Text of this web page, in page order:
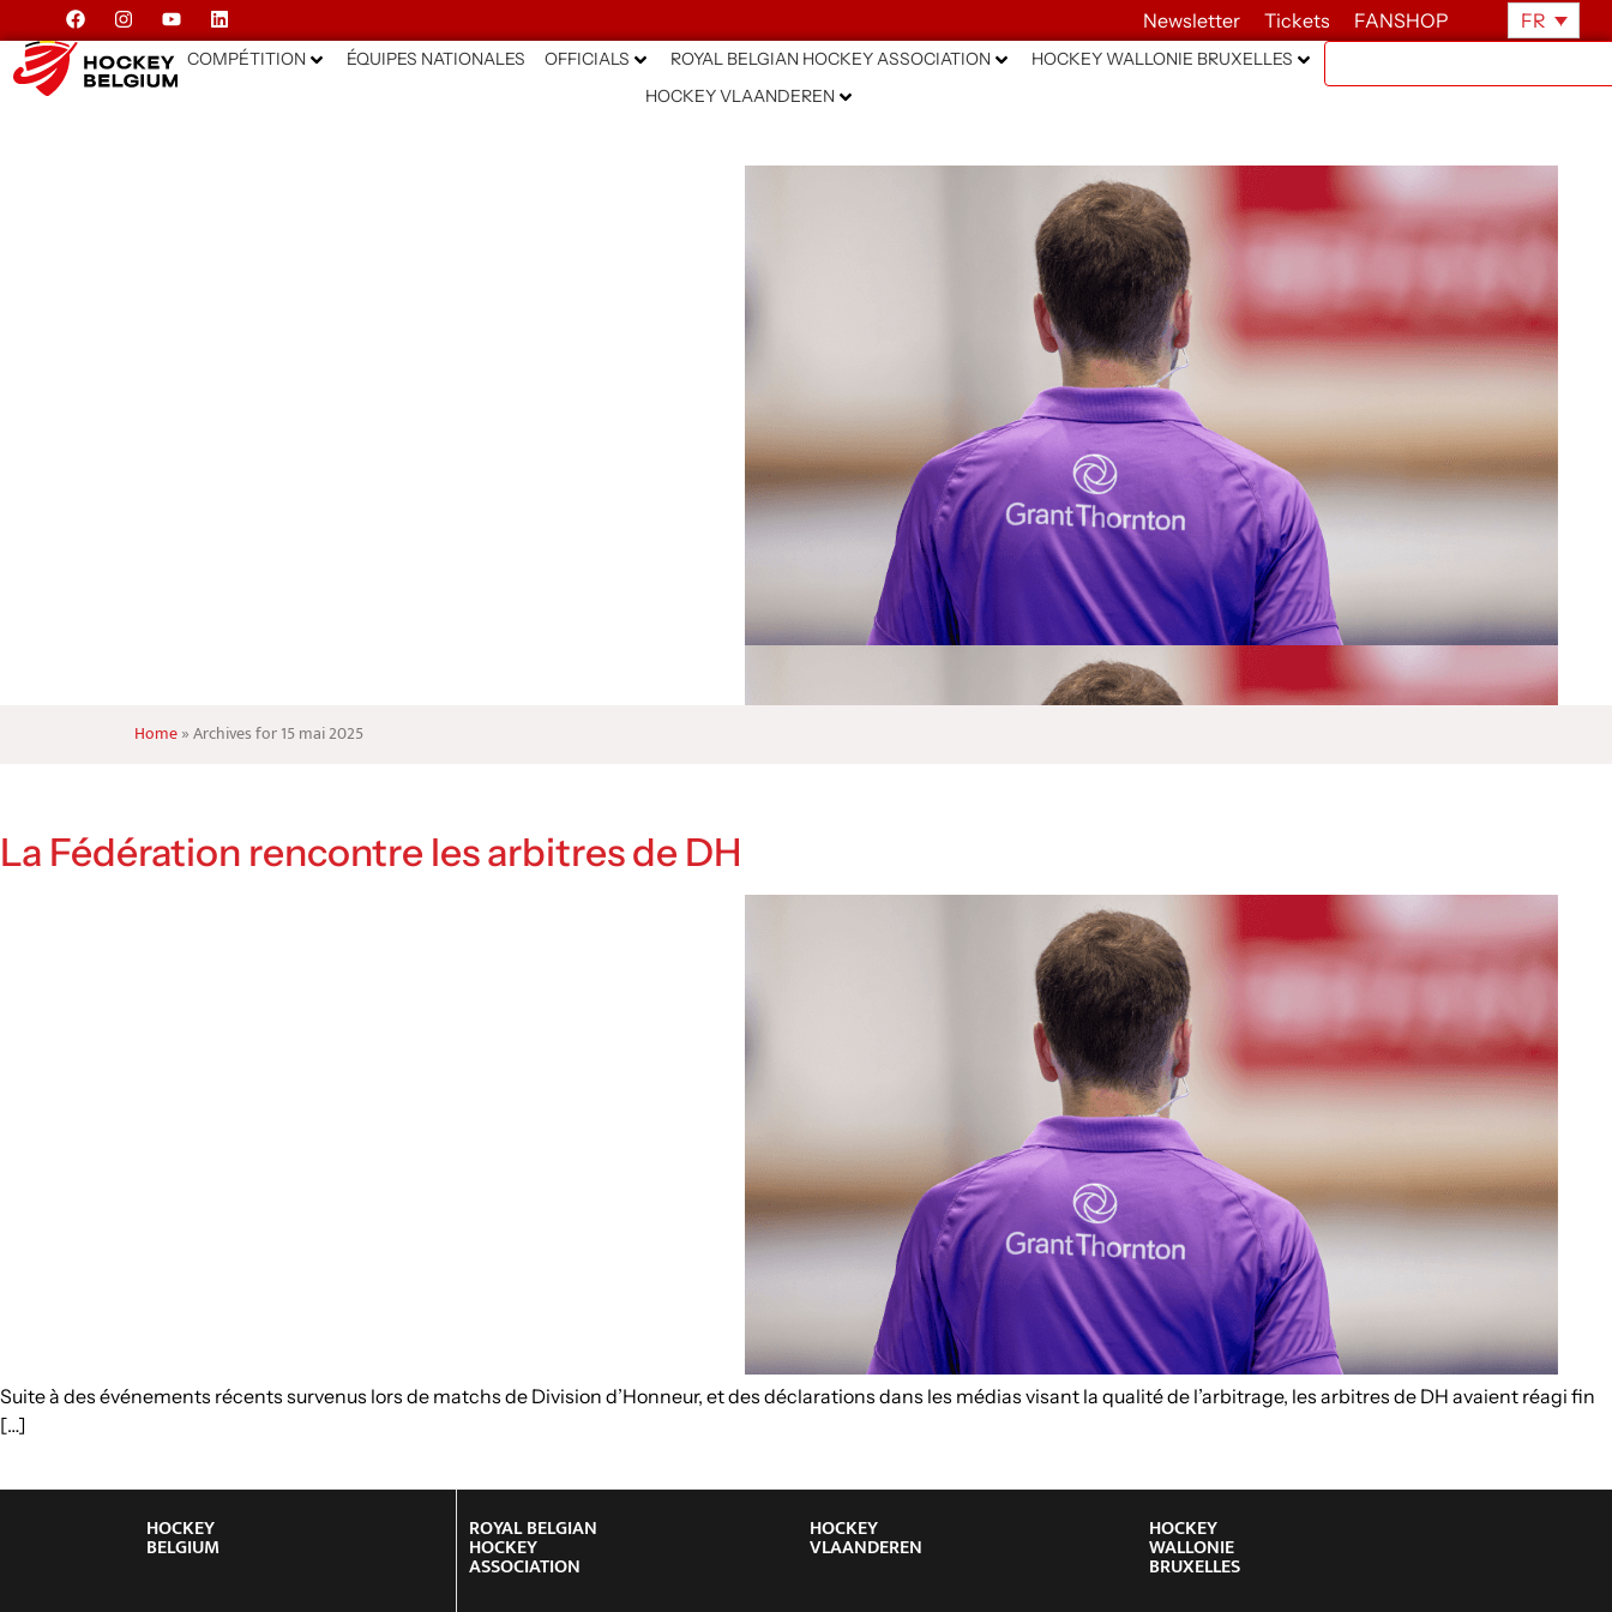
Newsletter Tickets FANSHOP FR
COMPÉTITION ÉQUIPES NATIONALES OFFICIALS ROYAL BELGIAN HOCKEY ASSOCIATION
HOCKEY WALLONIE BRUXELLES
HOCKEY VLAANDEREN
Home»Archives for 15 mai 2025
La Fédération rencontre les arbitres de DH
Suite à des événements récents survenus lors de matchs de Division d’Honneur, et des déclarations dans les médias visant la qualité de l’arbitrage, les arbitres de DH avaient réagi fin
[…]
HOCKEY
BELGIUM
ROYAL BELGIAN
HOCKEY
ASSOCIATION
HOCKEY
VLAANDEREN
HOCKEY
WALLONIE
BRUXELLES